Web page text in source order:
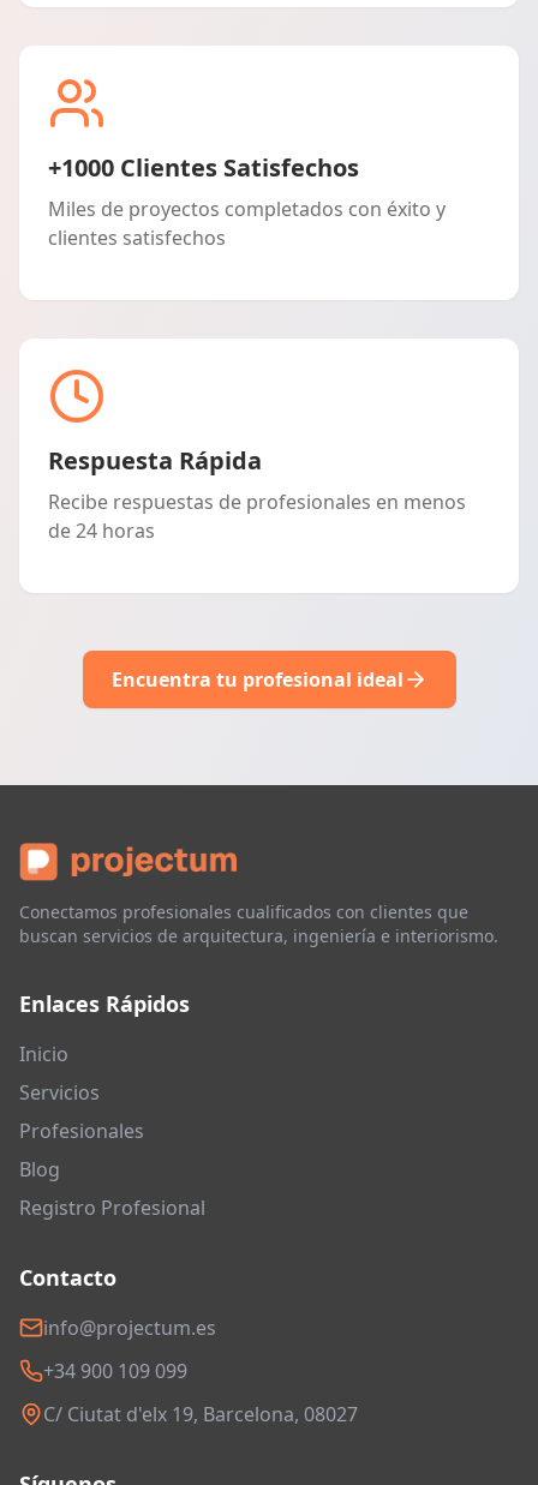
+1000 Clientes Satisfechos
Miles de proyectos completados con éxito y
clientes satisfechos
Respuesta Rápida
Recibe respuestas de profesionales en menos
de 24 horas
Encuentra tu profesional ideal
Conectamos profesionales cualificados con clientes que
buscan servicios de arquitectura, ingeniería e interiorismo.
Enlaces Rápidos
Inicio
Servicios
Profesionales
Blog
Registro Profesional
Contacto
info@projectum.es
+34 900 109 099
C/ Ciutat d'elx 19, Barcelona, 08027